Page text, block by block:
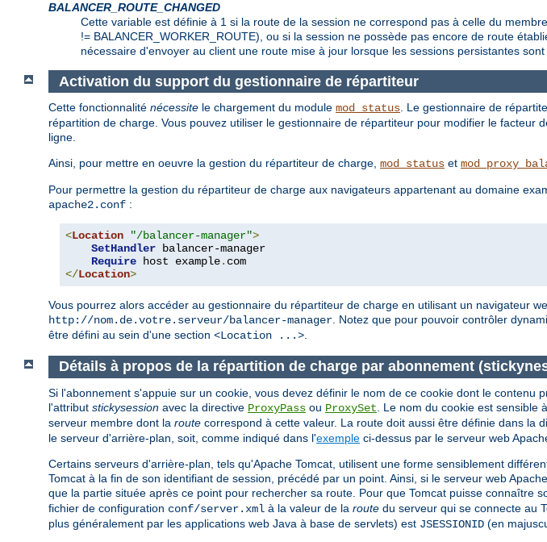
BALANCER_ROUTE_CHANGED
Cette variable est définie à 1 si la route de la session ne correspond pas à celle du
!= BALANCER_WORKER_ROUTE), ou si la session ne possède pas encore de route
nécessaire d'envoyer au client une route mise à jour lorsque les sessions persistantes sont
Activation du support du gestionnaire de répartiteur
Cette fonctionnalité nécessite le chargement du module mod_status. Le gestionnaire de
répartition de charge. Vous pouvez utiliser le gestionnaire de répartiteur pour modifier le
ligne.
Ainsi, pour mettre en oeuvre la gestion du répartiteur de charge, mod_status et
Pour permettre la gestion du répartiteur de charge aux navigateurs appartenant au domaine
apache2.conf :
<Location "/balancer-manager">
SetHandler balancer-manager
Require host example.
</Location>
Vous pourrez alors accéder au gestionnaire du répartiteur de charge en utilisant un navigateur
http://nom.de.votre.serveur/balancer-manager. Notez que pour pouvoir contrôler
être défini au sein d'une section <Location ...>.
Détails à propos de la répartition de charge par abonnement
Si l'abonnement s'appuie sur un cookie, vous devez définir le nom de ce cookie dont le contenu
l'attribut stickysession avec la directive ProxyPass ou ProxySet . Le nom du cookie est
serveur membre dont la route correspond à cette valeur. La route doit aussi être définie dans la
le serveur d'arrière-plan, soit, comme indiqué dans l'exemple ci-dessus par le serveur web
Certains serveurs d'arrière-plan, tels qu'Apache Tomcat, utilisent une forme sensiblement
Tomcat à la fin de son identifiant de session, précédé par un point. Ainsi, si le serveur web
que la partie située après ce point pour rechercher sa route. Pour que Tomcat puisse connaître
fichier de configuration conf/server.xml à la valeur de la route du serveur qui se connecte au
plus généralement par les applications web Java à base de servlets) est JSESSIONID (en